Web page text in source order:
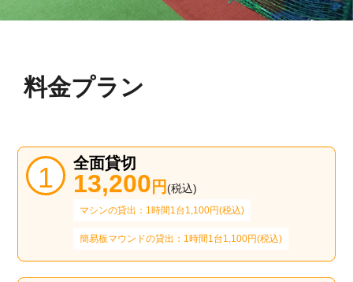
料金プラン
全面貸切
13,200 円(税込)
マシンの貸出：1時間1台1,100円(税込)
簡易板マウンドの貸出：1時間1台1,100円(税込)